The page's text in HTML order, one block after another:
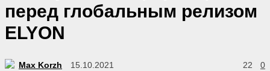
перед глобальным релизом
ELYON
Max Korzh 15.10.2021 0
22